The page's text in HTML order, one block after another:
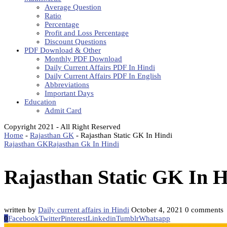
Average Question
Ratio
Percentage
Profit and Loss Percentage
Discount Questions
PDF Download & Other
Monthly PDF Download
Daily Current Affairs PDF In Hindi
Daily Current Affairs PDF In English
Abbreviations
Important Days
Education
Admit Card
Copyright 2021 - All Right Reserved
Home - Rajasthan GK - Rajasthan Static GK In Hindi
Rajasthan GKRajasthan Gk In Hindi
Rajasthan Static GK In
written by Daily current affairs in Hindi October 4, 2021 0 comments
0FacebookTwitterPinterestLinkedinTumblrWhatsapp